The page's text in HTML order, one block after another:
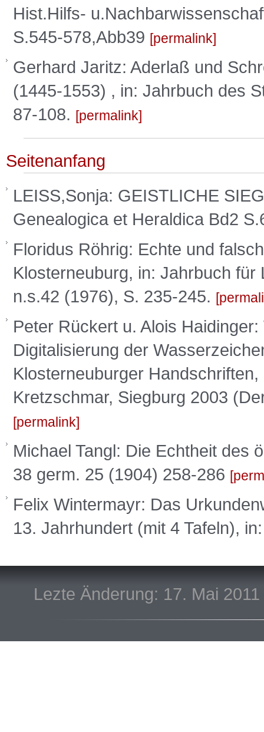
Hist.Hilfs-
S.545-578,Abb39 permalink
Gerhard Jaritz: Aderlaß und
(1445-1553) , in: Jahrbuch des
87-108.
permalink
Seitenanfang
LEISS,Sonja: GEISTLICHE
Genealogica et Heraldica Bd2
Floridus Röhrig: Echte und
Klosterneuburg, in: Jahrbuch
n.s.42 (1976), S. 235-245.
Peter Rückert u. Alois
Digitalisierung der
Klosterneuburger
Kretzschmar, Siegburg 2003
permalink
Michael Tangl: Die Echtheit des
38 germ. 25 (1904) 258-286
Felix Wintermayr: Das
13. Jahrhundert (mit 4 Tafeln),
Lezte Änderung: 17. Mai